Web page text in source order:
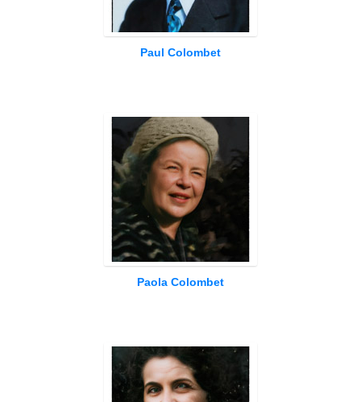
Paul Colombet
Paola Colombet